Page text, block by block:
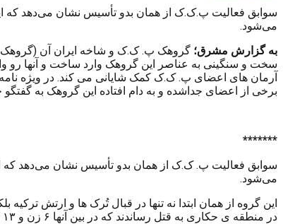
سوابق فعالیت پ.ک.ک از همان بدو تأسیس نشان می‌دهد که
می‌شود.
به گزارش مشرق؛ گروهک پ. ک.ک و شاخه ایران آن (گروهک
سخت و سنگینی به عناصر این گروهک وارد ساخت و آنها رو
آرمان های اعضای پ. ک.ک کمک شایانی می کند. در ویژه
برخی از اعضای جداشده و به دام افتاده این گروهک به
*******
سوابق فعالیت پ. ک.ک از همان بدو تأسیس نشان می‌دهد که
می‌شود.
در منطقه ی حکاری به قتل رساندند که در بین آنها ۶ زن و ۱۳ کودک نیز وجود داشتند.